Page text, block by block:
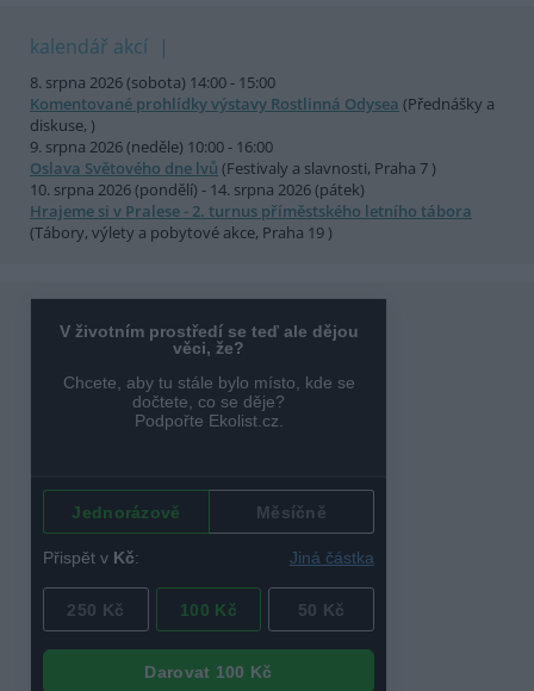
kalendář akcí
8. srpna 2026 (sobota) 14:00 - 15:00
Komentované prohlídky výstavy Rostlinná Odysea (Přednášky a
diskuse, )
9. srpna 2026 (neděle) 10:00 - 16:00
Oslava Světového dne lvů (Festivaly a slavnosti, Praha 7 )
10. srpna 2026 (pondělí) - 14. srpna 2026 (pátek)
Hrajeme si v Pralese - 2. turnus příměstského letního tábora
(Tábory, výlety a pobytové akce, Praha 19 )